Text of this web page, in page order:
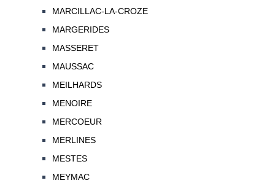
MARCILLAC-LA-CROZE
MARGERIDES
MASSERET
MAUSSAC
MEILHARDS
MENOIRE
MERCOEUR
MERLINES
MESTES
MEYMAC